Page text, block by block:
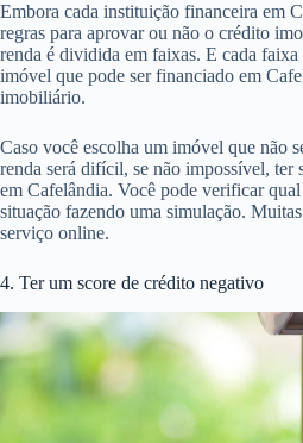
Embora cada instituição financeira em
regras para aprovar ou não o crédito
renda é dividida em faixas. E cada
imóvel que pode ser financiado em
imobiliário.
Caso você escolha um imóvel que não
renda será difícil, se não impossível, ter
em Cafelândia. Você pode verificar
situação fazendo uma simulação.
serviço online.
4. Ter um score de crédito negativo